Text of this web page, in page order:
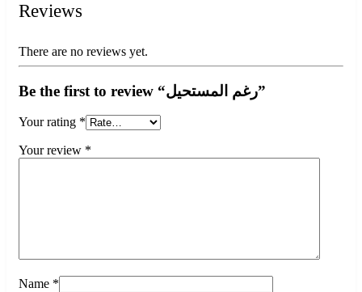
Reviews
There are no reviews yet.
Be the first to review “رغم المستحيل”
Your rating *
Your review *
Name *